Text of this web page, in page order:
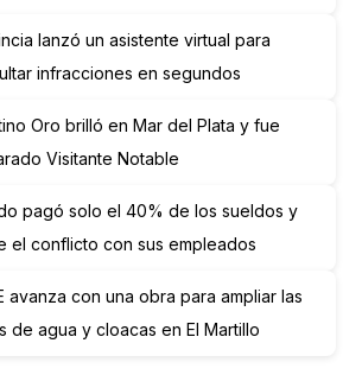
lanzó un asistente virtual para
infracciones en segundos
Oro brilló en Mar del Plata y fue
Visitante Notable
pagó solo el 40% de los sueldos y
el conflicto con sus empleados
avanza con una obra para ampliar las
de agua y cloacas en El Martillo